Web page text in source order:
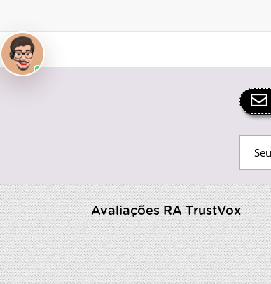
Avaliações RA TrustVox